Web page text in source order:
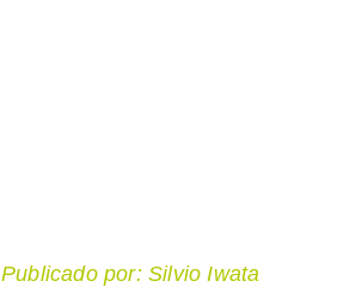
Publicado por: Silvio Iwata